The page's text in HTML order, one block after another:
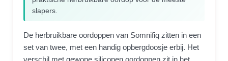
slapers.
De herbruikbare oordoppen van Somnifiq zitten in een
set van twee, met een handig opbergdoosje erbij. Het
verschil met gewone siliconen oordoppen zit in het